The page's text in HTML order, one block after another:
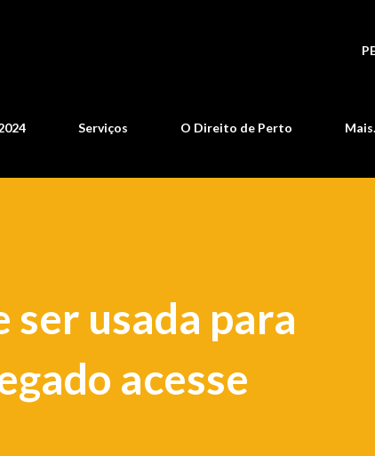
Serviços O Direito de Perto
usada para
acesse